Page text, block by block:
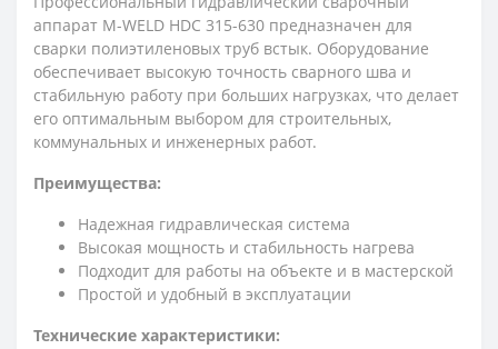
аппарат M-WELD HDC 315-630 предназначен для
сварки полиэтиленовых труб встык. Оборудование
обеспечивает высокую точность сварного шва и
стабильную работу при больших нагрузках, что делает
его оптимальным выбором для строительных,
коммунальных и инженерных работ.
Преимущества:
Надежная гидравлическая система
Высокая мощность и стабильность нагрева
Подходит для работы на объекте и в мастерской
Простой и удобный в эксплуатации
Технические характеристики: